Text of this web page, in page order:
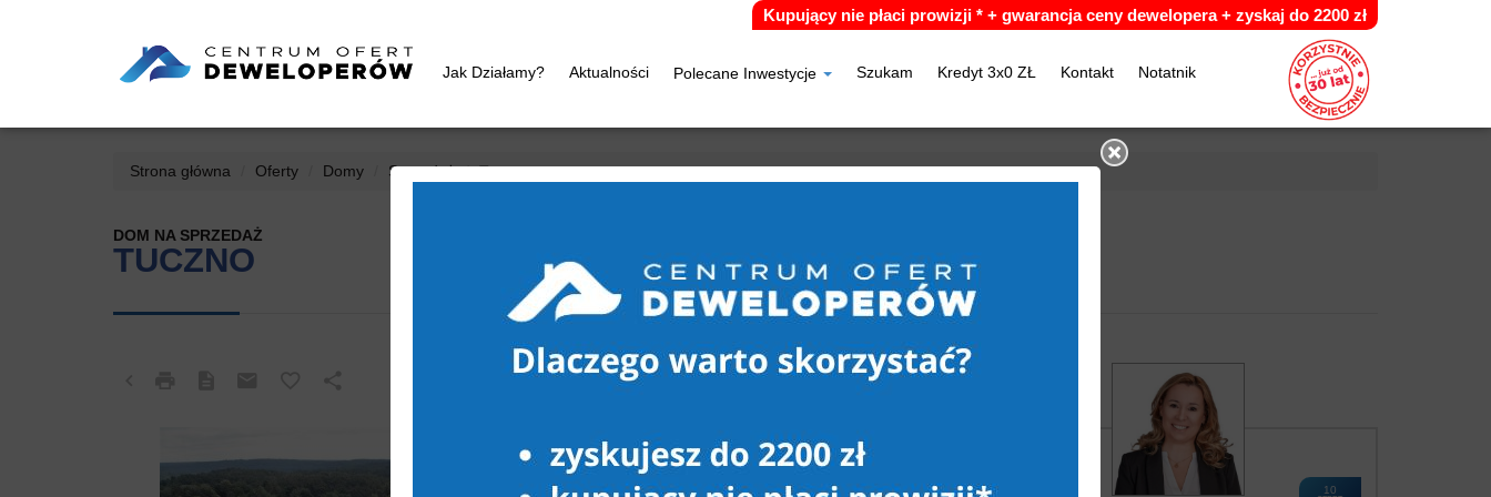
Jak Działamy? Aktualności Polecane Inwestycje Szukam Kredyt 3x0 ZŁ Kontakt Notatnik
Kupujący nie płaci prowizji * + gwarancja ceny dewelopera + zyskaj do 2200 zł
Strona główna Oferty Domy Sprzedaż Tuczno
TUCZNO
DOM NA SPRZEDAŻ
10